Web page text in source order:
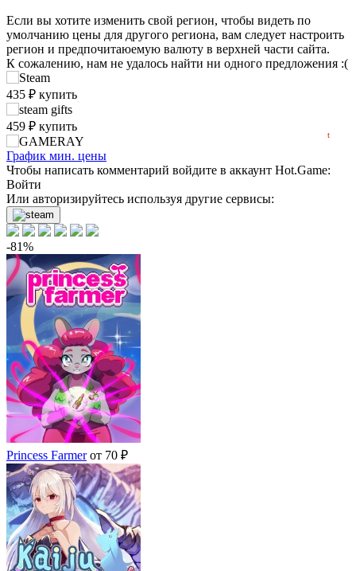
Если вы хотите изменить свой регион, чтобы видеть по
умолчанию цены для другого региона, вам следует настроить
регион и предпочитаюемую валюту в верхней части сайта.
К сожалению, нам не удалось найти ни одного предложения :(
435 ₽ купить
459 ₽ купить
нет в наличии
t
100
200
300
График мин. цены
Чтобы написать комментарий войдите в аккаунт Hot.Game:
Войти
Или авторизируйтесь используя другие сервисы:
-81%
Princess Farmerот 70 ₽